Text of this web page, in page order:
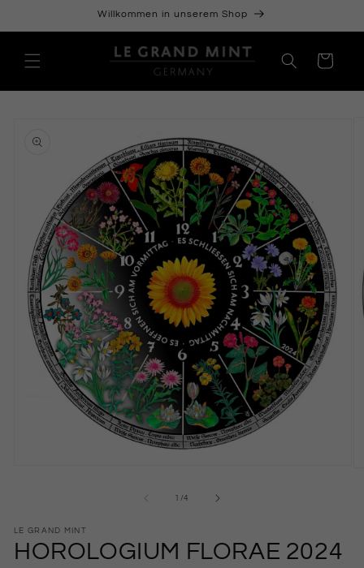
Inhalt
Willkommen in unserem Shop
Warenkorb
1 /von
4
LE GRAND MINT
HOROLOGIUM FLORAE 2024